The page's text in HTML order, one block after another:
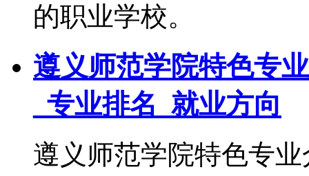
的职业学校。
遵义师范学院特色专
_专业排名_就业方向
遵义师范学院特色专